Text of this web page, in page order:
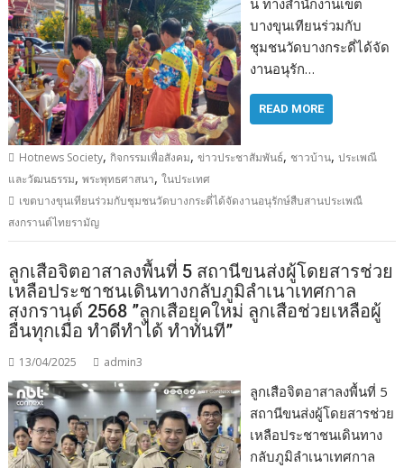
บางขุนเทียนร่วมกับ
ชุมชนวัดบางกระดี่ได้จัด
งานอนุรัก…
READ MORE
Hotnews Society,กิจกรรมเพื่อสังคม,ข่าวประชาสัมพันธ์, ชาวบ้าน,ประเพณี
และวัฒนธรรม,พระพุทธศาสนา,ในประเทศ
เขตบางขุนเทียนร่วมกับชุมชนวัดบางกระดี่ได้จัดงานอนุรักษ์สืบสานประเพณื
สงกรานต์ไทยรามัญ
ลูกเสือจิตอาสาลงพื้นที่ 5 สถานีขนส่งผู้โดยสารช่วย
เหลือประชาชนเดินทางกลับภูมิลำเนาเทศกาล
สงกรานต์ 2568 ”ลูกเสือยุคใหม่ ลูกเสือช่วยเหลือผู้
อื่นทุกเมื่อ ทำดีทำได้ ทำทันที”
13/04/2025 admin3
ลูกเสือจิตอาสาลงพื้นที่ 5
สถานีขนส่งผู้โดยสารช่วย
เหลือประชาชนเดินทาง
กลับภูมิลำเนาเทศกาล